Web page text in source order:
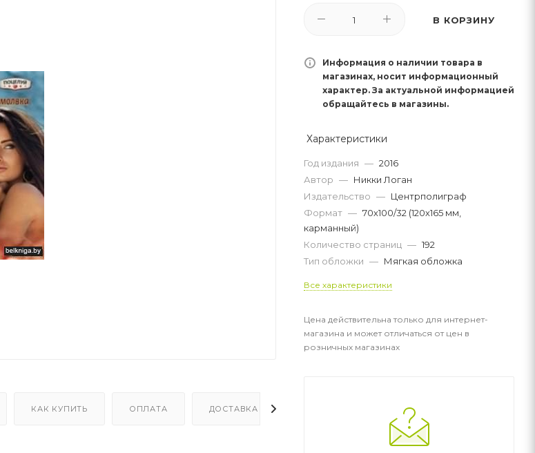
КАК КУПИТЬ ОПЛАТА ДОСТАВКА
В КОРЗИНУ
Информация о наличии товара в
магазинах, носит информационный
характер. За актуальной информацией
обращайтесь в магазины.
Характеристики
Год издания — 2016
Автор — Никки Логан
Издательство — Центрполиграф
Формат — 70х100/32 (120х165 мм,
карманный)
Количество страниц — 192
Тип обложки — Мягкая обложка
Все характеристики
Цена действительна только для интернет-
магазина и может отличаться от цен в
розничных магазинах